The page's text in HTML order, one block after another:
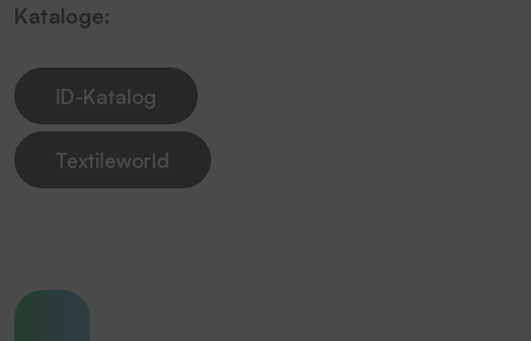
Kataloge:
ID-Katalog
Textileworld